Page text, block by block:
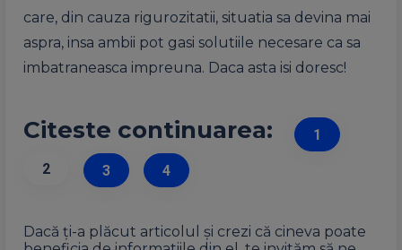
care, din cauza rigurozitatii, situatia sa devina mai
aspra, insa ambii pot gasi solutiile necesare ca sa
imbatraneasca impreuna. Daca asta isi doresc!
Citeste continuarea:
1
2
3 4
Dacă ți-a plăcut articolul și crezi că cineva poate